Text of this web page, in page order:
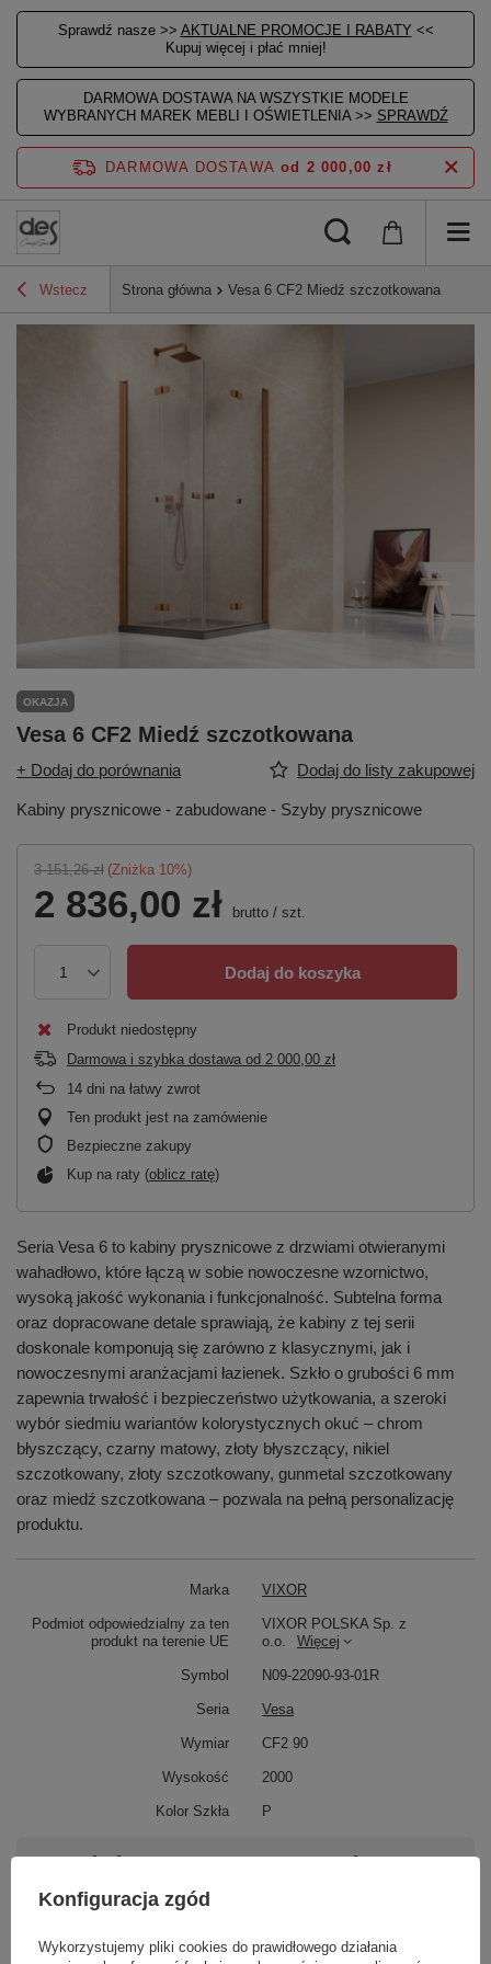
Sprawdź nasze >> AKTUALNE PROMOCJE I RABATY <<
Kupuj więcej i płać mniej!
DARMOWA DOSTAWA NA WSZYSTKIE MODELE
WYBRANYCH MAREK MEBLI I OŚWIETLENIA >> SPRAWDŹ
DARMOWA DOSTAWA od 2 000,00 zł
Wstecz Strona główna Vesa 6 CF2 Miedź szczotkowana
OKAZJA
Vesa 6 CF2 Miedź szczotkowana
+ Dodaj do porównania Dodaj do listy zakupowej
Kabiny prysznicowe - zabudowane - Szyby prysznicowe
3 151,26 zł (Zniżka 10%)
2 836,00 zł brutto / szt.
Dodaj do koszyka
Produkt niedostępny
Darmowa i szybka dostawa od 2 000,00 zł
14 dni na łatwy zwrot
Ten produkt jest na zamówienie
Bezpieczne zakupy
Kup na raty (oblicz ratę)
Seria Vesa 6 to kabiny prysznicowe z drzwiami otwieranymi
wahadłowo, które łączą w sobie nowoczesne wzornictwo,
wysoką jakość wykonania i funkcjonalność. Subtelna forma
oraz dopracowane detale sprawiają, że kabiny z tej serii
doskonale komponują się zarówno z klasycznymi, jak i
nowoczesnymi aranżacjami łazienek. Szkło o grubości 6 mm
zapewnia trwałość i bezpieczeństwo użytkowania, a szeroki
wybór siedmiu wariantów kolorystycznych okuć – chrom
błyszczący, czarny matowy, złoty błyszczący, nikiel
szczotkowany, złoty szczotkowany, gunmetal szczotkowany
oraz miedź szczotkowana – pozwala na pełną personalizację
produktu.
Marka VIXOR
Podmiot odpowiedzialny za ten
produkt na terenie UE
VIXOR POLSKA Sp. z
o.o.
Więcej
Symbol N09-22090-93-01R
Seria Vesa
Wymiar CF2 90
Wysokość 2000
Kolor Szkła P
Potrzebujesz pomocy? Masz pytania?
Zadaj pytanie a my odpowiemy niezwłocznie,
najciekawsze pytania i odpowiedzi publikując
Konfiguracja zgód
Wykorzystujemy pliki cookies do prawidłowego działania